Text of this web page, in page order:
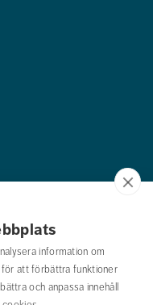
information om
för att förbättra funktioner
och anpassa innehåll